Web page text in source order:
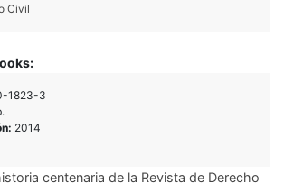
Civil
1823-3
2014
centenaria de la Revista de Derecho